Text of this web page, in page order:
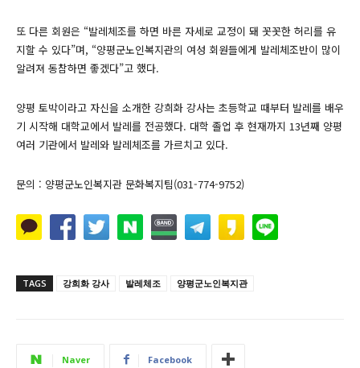
또 다른 회원은 “발레체조를 하면 바른 자세로 교정이 돼 꼿꼿한 허리를 유
지할 수 있다”며, “양평군노인복지관의 여성 회원들에게 발레체조반이 많이
알려져 동참하면 좋겠다”고 했다.
양평 토박이라고 자신을 소개한 강희화 강사는 초등학교 때부터 발레를 배우
기 시작해 대학교에서 발레를 전공했다. 대학 졸업 후 현재까지 13년째 양평
여러 기관에서 발레와 발레체조를 가르치고 있다.
문의 : 양평군노인복지관 문화복지팀(031-774-9752)
TAGS 강희화 강사 발레체조 양평군노인복지관
Naver Facebook